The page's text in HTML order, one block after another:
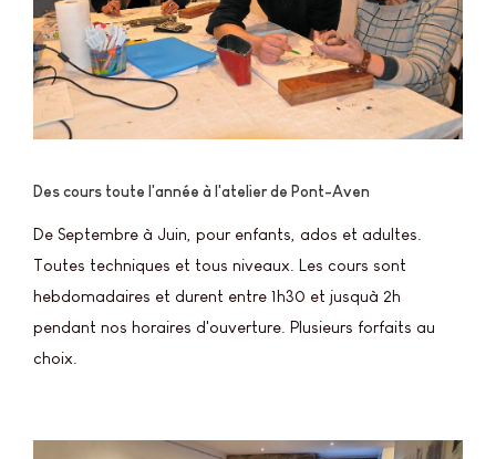
Des cours toute l'année à l'atelier de Pont-Aven
De Septembre à Juin, pour enfants, ados et adultes.
Toutes techniques et tous niveaux. Les cours sont
hebdomadaires et durent entre 1h30 et jusquà 2h
pendant nos horaires d'ouverture. Plusieurs forfaits au
choix.